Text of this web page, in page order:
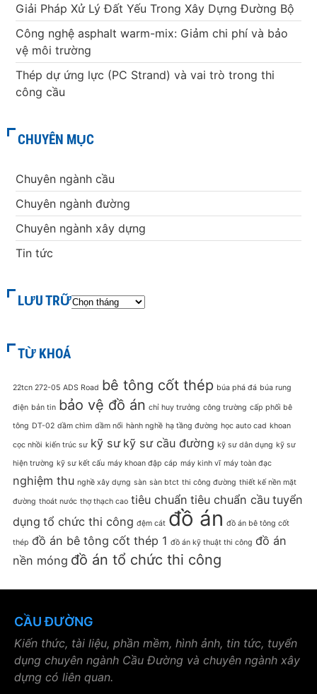
Giải Pháp Xử Lý Đất Yếu Trong Xây Dựng Đường Bộ
Công nghệ asphalt warm-mix: Giảm chi phí và bảo
vệ môi trường
Thép dự ứng lực (PC Strand) và vai trò trong thi
công cầu
CHUYÊN MỤC
Chuyên ngành cầu
Chuyên ngành đường
Chuyên ngành xây dựng
Tin tức
LƯU TRỮ
TỪ KHOÁ
22tcn 272-05 ADS Road bê tông cốt thép búa phá đá búa rung
điện bản tin bảo vệ đồ án chỉ huy trưởng công trường cấp phối bê
tông DT-02 dầm chìm dầm nổi hành nghề hạ tầng đường học auto cad khoan
cọc nhồi kiến trúc sư kỹ sư kỹ sư cầu đường kỹ sư dân dụng kỹ sư
hiện trường kỹ sư kết cấu máy khoan đập cáp máy kinh vĩ máy toàn đạc
nghiệm thu nghề xây dựng sàn sàn btct thi công đường thiết kế nền mặt
đường thoát nước thợ thạch cao tiêu chuẩn tiêu chuẩn cầu tuyển
dụng tổ chức thi công đệm cát đồ án đồ án bê tông cốt
thép đồ án bê tông cốt thép 1 đồ án kỹ thuật thi công đồ án
nền móng đồ án tổ chức thi công
CẦU ĐƯỜNG
Kiến thức, tài liệu, phần mềm, hình ảnh, tin tức, tuyển
dụng chuyên ngành Cầu Đường và chuyên ngành xây
dựng có liên quan.